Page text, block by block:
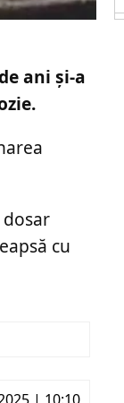
ani și-a
cu